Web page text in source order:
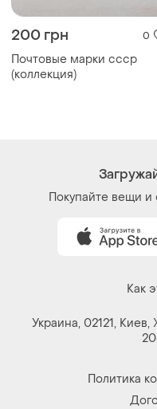
200 грн 0
Почтовые марки ссср
(коллекция)
Покупайте вещи
Как
Украина, 02121,
Политика